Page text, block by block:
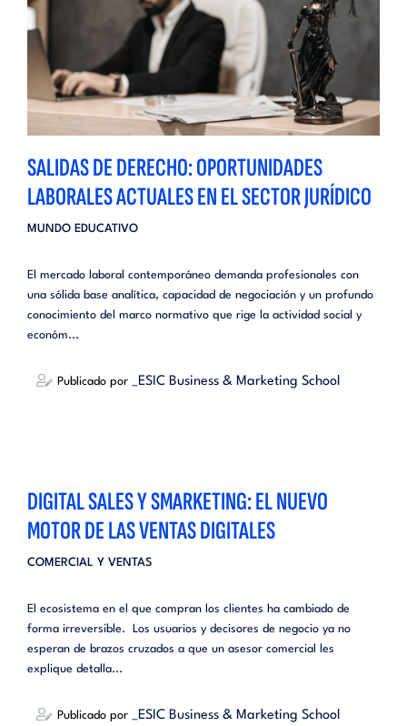
SALIDAS DE DERECHO: OPORTUNIDADES
LABORALES ACTUALES EN EL SECTOR JURÍDICO
MUNDO EDUCATIVO
El mercado laboral contemporáneo demanda profesionales con
una sólida base analítica, capacidad de negociación y un profundo
conocimiento del marco normativo que rige la actividad social y
económ...
Publicado por _ESIC Business & Marketing School
DIGITAL SALES Y SMARKETING: EL NUEVO
MOTOR DE LAS VENTAS DIGITALES
COMERCIAL Y VENTAS
El ecosistema en el que compran los clientes ha cambiado de
forma irreversible. Los usuarios y decisores de negocio ya no
esperan de brazos cruzados a que un asesor comercial les
explique detalla...
Publicado por _ESIC Business & Marketing School